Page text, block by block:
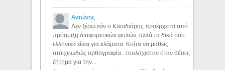
Αντώνης
Δεν ξέρω εάν ο Κασιδιάρης προέρχεται από
πρόσμιξη διαφορετικών φυλών, αλλά τα δικά σου
ελληνικά είναι για κλάματα. Κοίτα να μάθεις
στοιχειωδώς ορθογραφία...τουλάχιστον όταν θέτεις
ζήτημα για την...